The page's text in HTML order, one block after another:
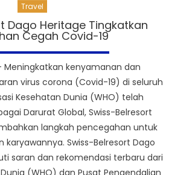
Travel
Dago Heritage Tingkatkan
Cegah Covid-19
kenyamanan dan
virus corona (Covid-19) di seluruh
Kesehatan Dunia (WHO) telah
Darurat Global, Swiss-Belresort
langkah pencegahan untuk
Swiss-Belresort Dago
saran dan rekomendasi terbaru dari
(WHO) dan Pusat Pengendalian